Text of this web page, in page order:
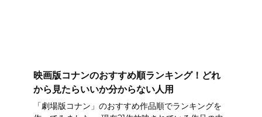
映画版コナンのおすすめ順ランキング！どれ
から見たらいいか分からない人用
「劇場版コナン」のおすすめ作品順でランキングを